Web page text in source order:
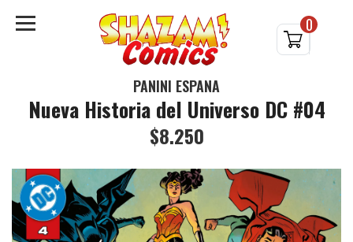
0
PANINI ESPAÑA
Nueva Historia del Universo DC #04
$8.250